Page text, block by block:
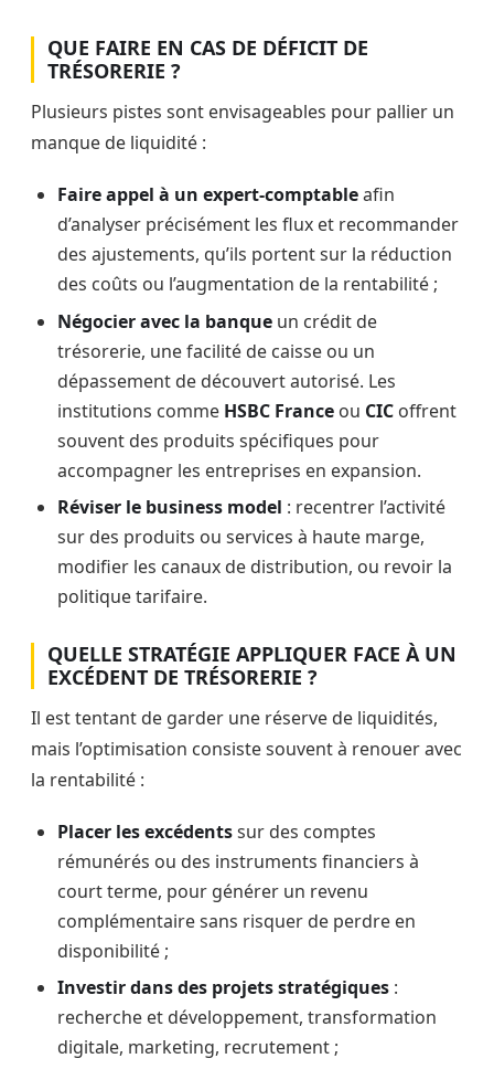
QUE FAIRE EN CAS DE DÉFICIT DE
TRÉSORERIE ?
Plusieurs pistes sont envisageables pour pallier un
manque de liquidité :
Faire appel à un expert-comptableafin
d’analyser précisément les flux et recommander
des ajustements, qu’ils portent sur la réduction
des coûts ou l’augmentation de la rentabilité ;
Négocier avec la banque un crédit de
trésorerie, une facilité de caisse ou un
dépassement de découvert autorisé. Les
institutions comme HSBC France ou CIC offrent
souvent des produits spécifiques pour
accompagner les entreprises en expansion.
Réviser le business model : recentrer l’activité
sur des produits ou services à haute marge,
modifier les canaux de distribution, ou revoir la
politique tarifaire.
QUELLE STRATÉGIE APPLIQUER FACE À UN
EXCÉDENT DE TRÉSORERIE ?
Il est tentant de garder une réserve de liquidités,
mais l’optimisation consiste souvent à renouer avec
la rentabilité :
Placer les excédentssur des comptes
rémunérés ou des instruments financiers à
court terme, pour générer un revenu
complémentaire sans risquer de perdre en
disponibilité ;
Investir dans des projets stratégiques :
recherche et développement, transformation
digitale, marketing, recrutement ;